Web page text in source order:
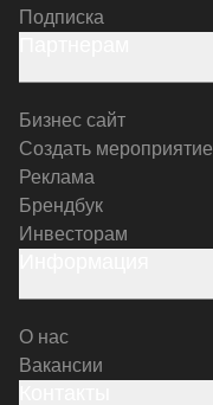
Подписка
Бизнес сайт
Создать мероприятие
Реклама
Брендбук
Инвесторам
О нас
Вакансии